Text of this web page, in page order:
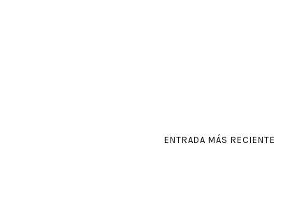
ENTRADA MÁS RECIENTE